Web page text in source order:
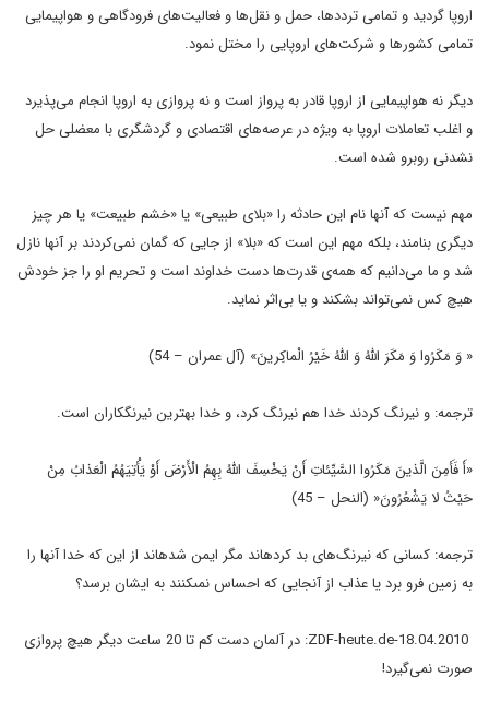
اروپا گردید و تمامی ترددها، حمل‌ و نقل‌ها و فعالیت‌های فرودگاهی و هواپیمایی
تمامی کشورها و شرکت‌های اروپایی را مختلنمود.
دیگر نه هواپیمایی از اروپا قادر به پرواز است و نه پروازی به اروپا انجام می‌پذیرد
و اغلب تعاملات اروپا به ویژه در عرصه‌های اقتصادی و گردشگری با معضلی حل
نشدنی روبرو شده است.
مهم نیست کهآنها نام این حادثه را «بلای طبیعی» یا «خشم طبیعت» یا هر چیز
دیگری بنامند، بلکه مهم این است که «بلا» از جایی که گمان نمی‌کردند بر آنهانازل
شد و ما می‌دانیم که همه‌ی قدرت‌ها دست خداوند است و تحریم او را جز خودش
هیچ کس نمی‌تواند بشکند و یا بی‌اثر نماید.
« وَ مَکَرُوا وَ مَکَرَ اللَّهُ وَ اللَّهُ خَيْرُ الْماکِرينَ» (آل عمران – 54)
ترجمه: و نيرنگ کردند خدا هم نيرنگ کرد، و خدا بهترين نيرنگ‏کاران است‏.
«أَ فَأَمِنَ الَّذينَ مَکَرُوا السَّيِّئاتِ أَنْ يَخْسِفَ اللَّهُ بِهِمُ الْأَرْضَ أَوْ يَأْتِيَهُمُ الْعَذابُ مِنْ
حَيْثُ لا يَشْعُرُونَ« (النحل – 45)
ترجمه: کسانى که نيرنگ‌هاى بد کرده‏اند مگر ايمن شده‏اند از اين که خدا آنها را
به زمين فرو برد يا عذاب از آنجايى که احساس نمى‏کنند به ايشان برسد؟
ZDF-heute.de-18.04.2010
: در آلمان دست کم تا 20 ساعت دیگر هیچ پروازی
صورت نمی‌گیرد!